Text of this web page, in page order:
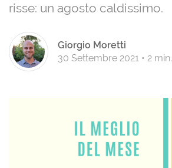
risse: un agosto caldissimo.
Giorgio Moretti
30 Settembre 2021 • 2 min.